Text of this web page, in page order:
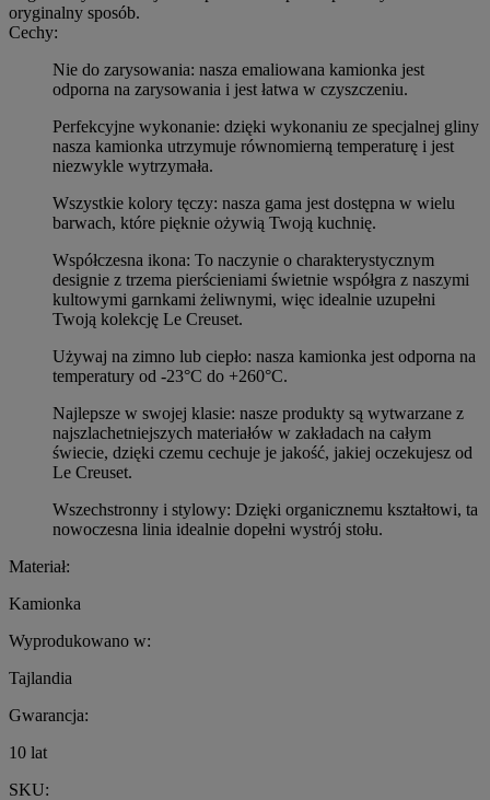
oryginalny sposób.
Cechy:
Nie do zarysowania: nasza emaliowana kamionka jest
odporna na zarysowania i jest łatwa w czyszczeniu.
Perfekcyjne wykonanie: dzięki wykonaniu ze specjalnej gliny
nasza kamionka utrzymuje równomierną temperaturę i jest
niezwykle wytrzymała.
Wszystkie kolory tęczy: nasza gama jest dostępna w wielu
barwach, które pięknie ożywią Twoją kuchnię.
Współczesna ikona: To naczynie o charakterystycznym
designie z trzema pierścieniami świetnie współgra z naszymi
kultowymi garnkami żeliwnymi, więc idealnie uzupełni
Twoją kolekcję Le Creuset.
Używaj na zimno lub ciepło: nasza kamionka jest odporna na
temperatury od -23°C do +260°C.
Najlepsze w swojej klasie: nasze produkty są wytwarzane z
najszlachetniejszych materiałów w zakładach na całym
świecie, dzięki czemu cechuje je jakość, jakiej oczekujesz od
Le Creuset.
Wszechstronny i stylowy: Dzięki organicznemu kształtowi, ta
nowoczesna linia idealnie dopełni wystrój stołu.
Materiał:
Kamionka
Wyprodukowano w:
Tajlandia
Gwarancja:
10 lat
SKU: